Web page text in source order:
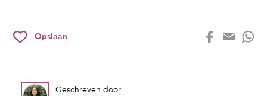
Opslaan
Geschreven door